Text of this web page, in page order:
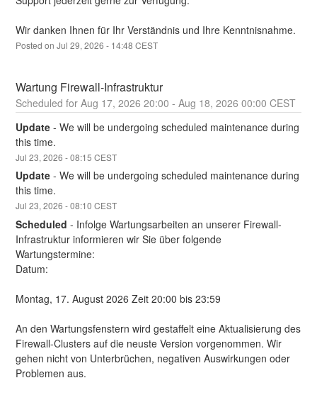
Wir danken Ihnen für Ihr Verständnis und Ihre Kenntnisnahme.
Posted on Jul29,2026 - 14:48 CEST
Wartung Firewall-Infrastruktur
Aug 17,2026 20:00 - Aug 18,2026 00:00 CEST
Update -We will be undergoing scheduled maintenance during
this time.
Jul23,2026 -08:15 CEST
Update -We will be undergoing scheduled maintenance during
this time.
Jul23,2026 -08:10 CEST
Scheduled - Infolge Wartungsarbeiten an unserer Firewall-
Infrastruktur informieren wir Sie über folgende
Wartungstermine:
Datum:
Montag, 17. August 2026 Zeit 20:00 bis 23:59
An den Wartungsfenstern wird gestaffelt eine Aktualisierung des
Firewall-Clusters auf die neuste Version vorgenommen. Wir
gehen nicht von Unterbrüchen, negativen Auswirkungen oder
Problemen aus.